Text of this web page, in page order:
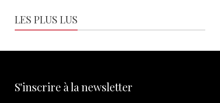
LES PLUS LUS
S'inscrire à la newsletter